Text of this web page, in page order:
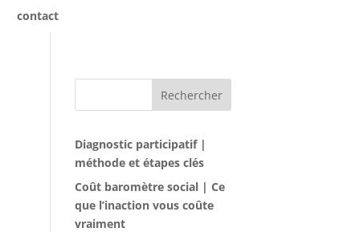
contact
Rechercher
Diagnostic participatif |
méthode et étapes clés
Coût baromètre social | Ce
que l’inaction vous coûte
vraiment